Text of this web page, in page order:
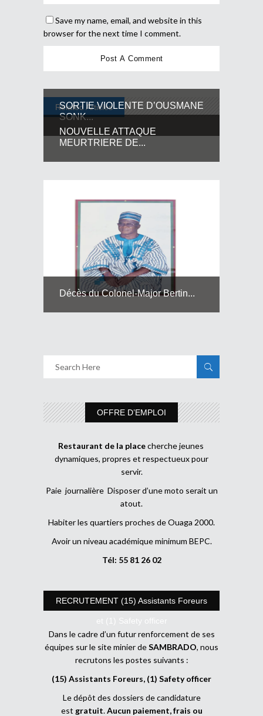
Save my name, email, and website in this
browser for the next time I comment.
Related Articles
SORTIE VIOLENTE D’OUSMANE
SONK...
NOUVELLE ATTAQUE
MEURTRIERE DE...
Décès du Colonel-Major Bertin...
OFFRE D’EMPLOI
Restaurant de la placecherche jeunes
dynamiques, propres et respectueux pour
servir.
Paie journalière Disposer d’une moto serait un
atout.
Habiter les quartiers proches de Ouaga 2000.
Avoir un niveau académique minimum BEPC.
Tél: 55 81 26 02
RECRUTEMENT (15) Assistants Foreurs
et (1) Safety officer
Dans le cadre d’un futur renforcement de ses
équipes sur le site minier deSAMBRADO, nous
recrutons les postes suivants :
(15) Assistants Foreurs, (1) Safety officer
Le dépôt des dossiers de candidature
est gratuit.Aucun paiement, frais ou